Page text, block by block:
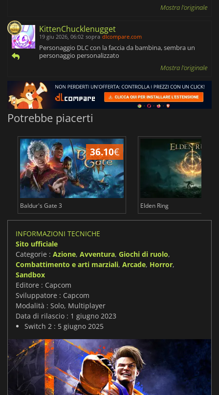
Mostra l'originale
KittenChucklenugget
19 giu 2026, 06:02 sopra dlcompare.com
Personaggio DLC con la faccia da bambina, sembra un
personaggio personalizzato
Mostra l'originale
Potrebbe piacerti
36.10€
Baldur's Gate 3 Elden Ring
INFORMAZIONI TECNICHE
Sito ufficiale
Categorie : Azione, Avventura, Giochi di ruolo,
Combattimento e arti marziali, Arcade, Horror,
Sandbox
Editore : Capcom
Sviluppatore : Capcom
Modalità : Solo, Multiplayer
Data di rilascio : 1 giugno 2023
Switch 2 : 5 giugno 2025